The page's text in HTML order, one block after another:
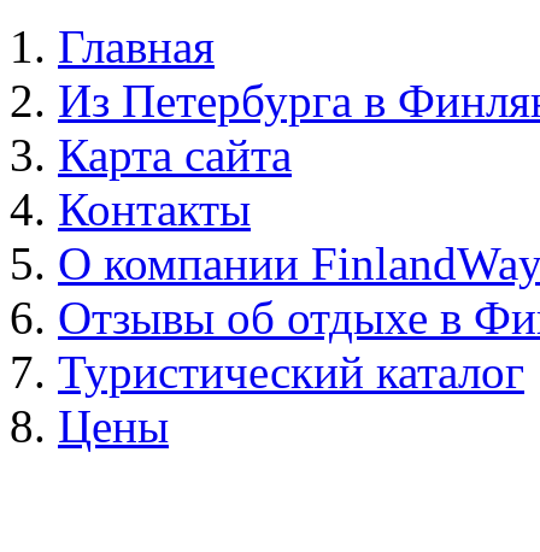
Главная
Из Петербурга в
Карта сайта
Контакты
О компании
Отзывы об отдыхе в
Туристический каталог
Цены